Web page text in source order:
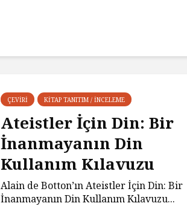
ÇEVIRI KITAP TANITIM / İNCELEME
Ateistler İçin Din: Bir
İnanmayanın Din
Kullanım Kılavuzu
Alain de Botton’ın Ateistler İçin Din: Bir
İnanmayanın Din Kullanım Kılavuzu...